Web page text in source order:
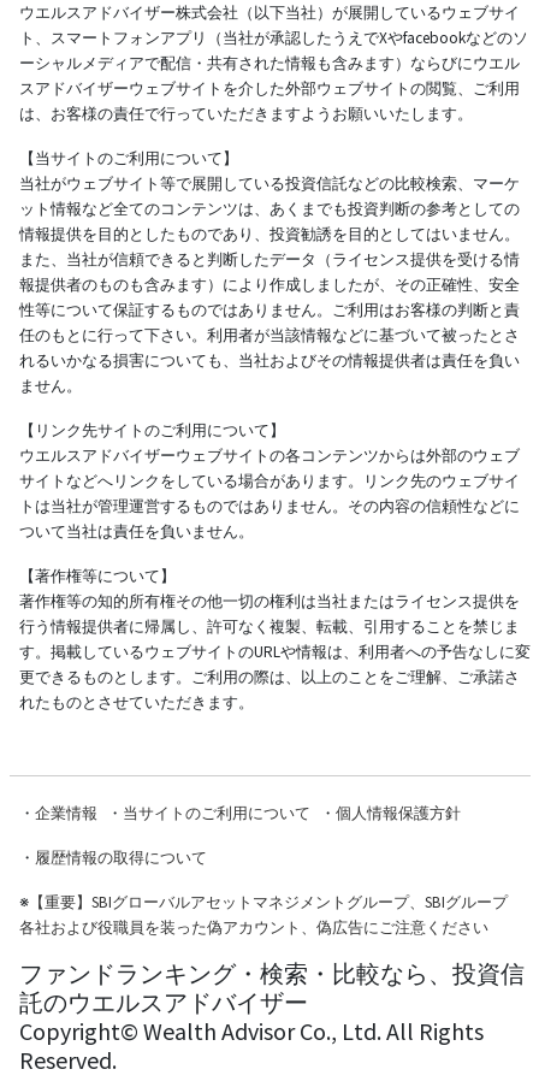
ウエルスアドバイザー株式会社（以下当社）が展開しているウェブサイ
ト、スマートフォンアプリ（当社が承認したうえでXやfacebookなどのソ
ーシャルメディアで配信・共有された情報も含みます）ならびにウエル
スアドバイザーウェブサイトを介した外部ウェブサイトの閲覧、ご利用
は、お客様の責任で行っていただきますようお願いいたします。
【当サイトのご利用について】
当社がウェブサイト等で展開している投資信託などの比較検索、マーケ
ット情報など全てのコンテンツは、あくまでも投資判断の参考としての
情報提供を目的としたものであり、投資勧誘を目的としてはいません。
また、当社が信頼できると判断したデータ（ライセンス提供を受ける情
報提供者のものも含みます）により作成しましたが、その正確性、安全
性等について保証するものではありません。ご利用はお客様の判断と責
任のもとに行って下さい。利用者が当該情報などに基づいて被ったとさ
れるいかなる損害についても、当社およびその情報提供者は責任を負い
ません。
【リンク先サイトのご利用について】
ウエルスアドバイザーウェブサイトの各コンテンツからは外部のウェブ
サイトなどへリンクをしている場合があります。リンク先のウェブサイ
トは当社が管理運営するものではありません。その内容の信頼性などに
ついて当社は責任を負いません。
【著作権等について】
著作権等の知的所有権その他一切の権利は当社またはライセンス提供を
行う情報提供者に帰属し、許可なく複製、転載、引用することを禁じま
す。掲載しているウェブサイトのURLや情報は、利用者への予告なしに変
更できるものとします。ご利用の際は、以上のことをご理解、ご承諾さ
れたものとさせていただきます。
・ 企業情報 ・ 当サイトのご利用について ・ 個人情報保護方針
・ 履歴情報の取得について
※【重要】SBIグローバルアセットマネジメントグループ、SBIグループ
各社および役職員を装った偽アカウント、偽広告にご注意ください
ファンドランキング・検索・比較なら、投資信
託のウエルスアドバイザー
Copyright© Wealth Advisor Co., Ltd. All Rights
Reserved.